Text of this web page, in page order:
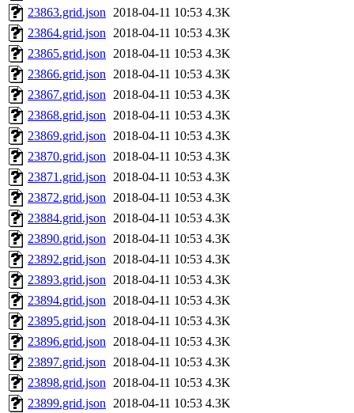
23863.grid.json 2018-04-11 10:53 4.3K
23864.grid.json 2018-04-11 10:53 4.3K
23865.grid.json 2018-04-11 10:53 4.3K
23866.grid.json 2018-04-11 10:53 4.3K
23867.grid.json 2018-04-11 10:53 4.3K
23868.grid.json 2018-04-11 10:53 4.3K
23869.grid.json 2018-04-11 10:53 4.3K
23870.grid.json 2018-04-11 10:53 4.3K
23871.grid.json 2018-04-11 10:53 4.3K
23872.grid.json 2018-04-11 10:53 4.3K
23884.grid.json 2018-04-11 10:53 4.3K
23890.grid.json 2018-04-11 10:53 4.3K
23892.grid.json 2018-04-11 10:53 4.3K
23893.grid.json 2018-04-11 10:53 4.3K
23894.grid.json 2018-04-11 10:53 4.3K
23895.grid.json 2018-04-11 10:53 4.3K
23896.grid.json 2018-04-11 10:53 4.3K
23897.grid.json 2018-04-11 10:53 4.3K
23898.grid.json 2018-04-11 10:53 4.3K
23899.grid.json 2018-04-11 10:53 4.3K